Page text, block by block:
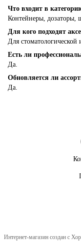
Что входит в
Контейнеры, дозаторы,
Для кого подходят
Для
Есть ли
Да.
Обновляется ли
Да.
Интернет-магазин создан с